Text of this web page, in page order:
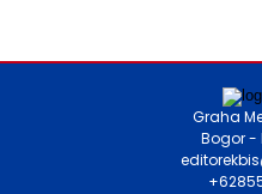
Graha
Bogor -